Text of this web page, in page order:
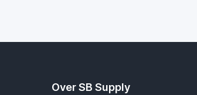
Over SB Supply